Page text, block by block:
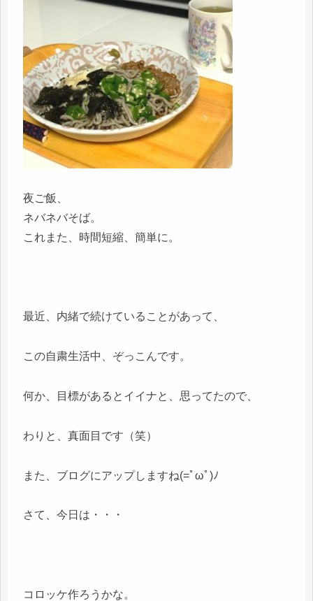
夜ご飯、
ネバネバそば。
これまた、時間短縮、簡単に。
最近、内緒で続けていることがあって、
この自粛生活中、ぞっこんです。
何か、目標があるとイイナと、思ってたので、
わりと、真面目です（笑）
また、ブログにアップしますね(=ﾟωﾟ)ﾉ
さて、今日は・・・
コロッケ作ろうかな。